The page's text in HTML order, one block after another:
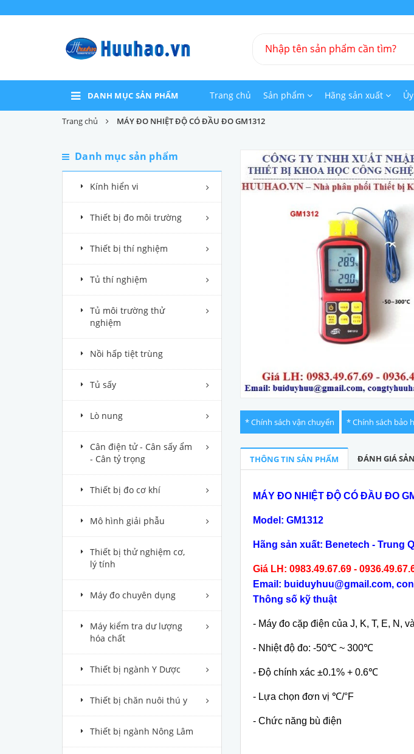
DANH MỤC SẢN PHẨM Trang chủ Sản phẩm Hãng sản xuất
Trang chủ MÁY ĐO NHIỆT ĐỘ CÓ ĐẦU ĐO GM1312
Danh mục sản phẩm
Kính hiển vi
Thiết bị đo môi trường
Thiết bị thí nghiệm
Tủ thí nghiệm
Tủ môi trường thử
nghiệm
Nồi hấp tiệt trùng
Tủ sấy
Lò nung
Cân điện tử - Cân sấy ẩm
- Cân tỷ trọng
Thiết bị đo cơ khí
Mô hình giải phẫu
Thiết bị thử nghiệm cơ,
lý tính
Máy đo chuyên dụng
Máy kiểm tra dư lượng
hóa chất
Thiết bị ngành Y Dược
Thiết bị chăn nuôi thú y
Thiết bị ngành Nông Lâm
* Chính sách vận chuyển * Chính sách bảo
THÔNG TIN SẢN PHẨM ĐÁNH GIÁ
MÁY ĐO NHIỆT ĐỘ CÓ ĐẦU ĐO
Model: GM1312
Hãng sản xuất: Benetech - Trung
Giá LH: 0983.49.67.69 -
Email: buiduyhuu@gmail.com,
Thông số kỹ thuật
- Máy đo cặp điện của J, K, T, E, N,
- Nhiệt độ đo: -50℃ ~ 300℃
- Độ chính xác ±0.1% + 0.6℃
- Lựa chọn đơn vị ℃/°F
- Chức năng bù điện